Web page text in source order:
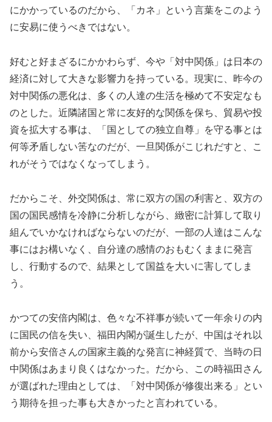
にかかっているのだから、「カネ」という言葉をこのよう
に安易に使うべきではない。
好むと好まざるにかかわらず、今や「対中関係」は日本の
経済に対して大きな影響力を持っている。現実に、昨今の
対中関係の悪化は、多くの人達の生活を極めて不安定なも
のとした。近隣諸国と常に友好的な関係を保ち、貿易や投
資を拡大する事は、「国としての独立自尊」を守る事とは
何等矛盾しない筈なのだが、一旦関係がこじれだすと、こ
れがそうではなくなってしまう。
だからこそ、外交関係は、常に双方の国の利害と、双方の
国の国民感情を冷静に分析しながら、緻密に計算して取り
組んでいかなければならないのだが、一部の人達はこんな
事にはお構いなく、自分達の感情のおもむくままに発言
し、行動するので、結果として国益を大いに害してしま
う。
かつての安倍内閣は、色々な不祥事が続いて一年余りの内
に国民の信を失い、福田内閣が誕生したが、中国はそれ以
前から安倍さんの国家主義的な発言に神経質で、当時の日
中関係はあまり良くはなかった。だから、この時福田さん
が選ばれた理由としては、「対中関係が修復出来る」とい
う期待を担った事も大きかったと言われている。